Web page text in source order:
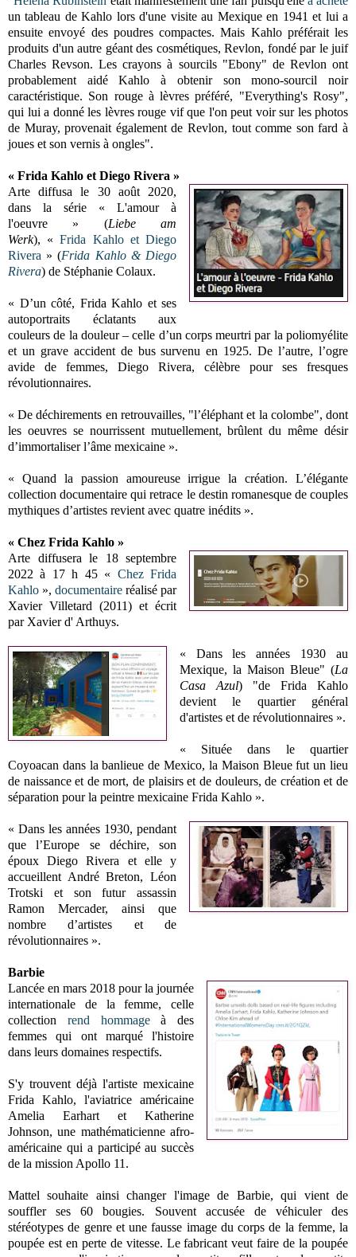
un tableau de Kahlo lors d'une visite au Mexique en 1941 et lui a
ensuite envoyé des poudres compactes. Mais Kahlo préférait les
produits d'un autre géant des cosmétiques, Revlon, fondé par le juif
Charles Revson. Les crayons à sourcils "Ebony" de Revlon ont
probablement aidé Kahlo à obtenir son mono-sourcil noir
caractéristique. Son rouge à lèvres préféré, "Everything's Rosy",
qui lui a donné les lèvres rouge vif que l'on peut voir sur les photos
de Muray, provenait également de Revlon, tout comme son fard à
joues et son vernis à ongles".
« Frida Kahlo et Diego Rivera »
Arte diffusa le 30 août 2020,
dans la série « L'amour à
l'oeuvre » (Liebe am
Werk), «Frida Kahlo et Diego
Rivera » (Frida Kahlo & Diego
Rivera) de Stéphanie Colaux.
« D’un côté, Frida Kahlo et ses
autoportraits éclatants aux
couleurs de la douleur – celle d’un corps meurtri par la poliomyélite
et un grave accident de bus survenu en 1925. De l’autre, l’ogre
avide de femmes, Diego Rivera, célèbre pour ses fresques
révolutionnaires.
« De déchirements en retrouvailles, "l’éléphant et la colombe", dont
les oeuvres se nourrissent mutuellement, brûlent du même désir
d’immortaliser l’âme mexicaine ».
« Quand la passion amoureuse irrigue la création. L’élégante
collection documentaire qui retrace le destin romanesque de couples
mythiques d’artistes revient avec quatre inédits ».
« Chez Frida Kahlo »
Arte diffusera le 18 septembre
2022 à 17 h 45 « Chez Frida
Kahlo »,documentaire réalisé par
Xavier Villetard (2011) et écrit
par Xavier d' Arthuys.
« Dans les années 1930 au
Mexique, la Maison Bleue" (La
Casa Azul) "de Frida Kahlo
devient le quartier général
d'artistes et de révolutionnaires ».
« Située dans le quartier
Coyoacan dans la banlieue de Mexico, la Maison Bleue fut un lieu
de naissance et de mort, de plaisirs et de douleurs, de création et de
séparation pour la peintre mexicaine Frida Kahlo ».
« Dans les années 1930, pendant
que l’Europe se déchire, son
époux Diego Rivera et elle y
accueillent André Breton, Léon
Trotski et son futur assassin
Ramon Mercader, ainsi que
nombre d’artistes et de
révolutionnaires ».
Barbie
Lancée en mars 2018 pour la journée
internationale de la femme, celle
collection rend hommageà des
femmes qui ont marqué l'histoire
dans leurs domaines respectifs.
S'y trouvent déjà l'artiste mexicaine
Frida Kahlo, l'aviatrice américaine
Amelia Earhart et Katherine
Johnson, une mathématicienne afro-
américaine qui a participé au succès
de la mission Apollo 11.
Mattel souhaite ainsi changer l'image de Barbie, qui vient de
souffler ses 60 bougies. Souvent accusée de véhiculer des
stéréotypes de genre et une fausse image du corps de la femme, la
poupée est en perte de vitesse. Le fabricant veut faire de la poupée